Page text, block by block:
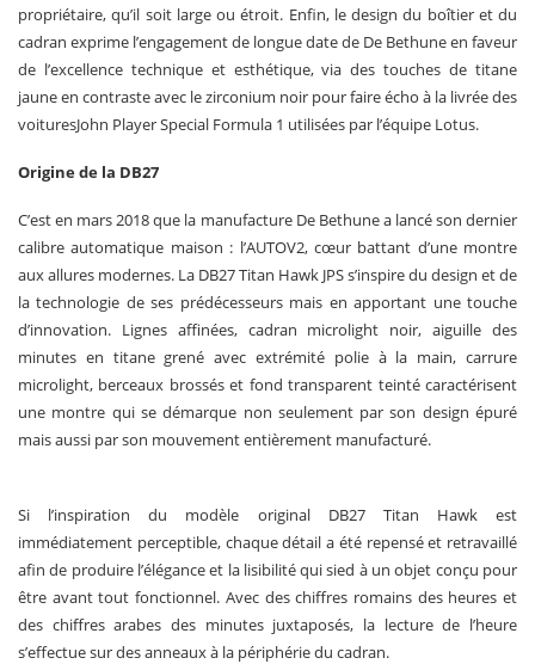
propriétaire, qu’il soit large ou étroit. Enfin, le design du boîtier et du
cadran exprime l’engagement de longue date de De Bethune en faveur
de l’excellence technique et esthétique, via des touches de titane
jaune en contraste avec le zirconium noir pour faire écho à la livrée des
voituresJohn Player Special Formula 1 utilisées par l’équipe Lotus.
Origine de la DB27
C’est en mars 2018 que la manufacture De Bethune a lancé son dernier
calibre automatique maison : l’AUTOV2, cœur battant d’une montre
aux allures modernes. La DB27 Titan Hawk JPS s’inspire du design et de
la technologie de ses prédécesseurs mais en apportant une touche
d’innovation. Lignes affinées, cadran microlight noir, aiguille des
minutes en titane grené avec extrémité polie à la main, carrure
microlight, berceaux brossés et fond transparent teinté caractérisent
une montre qui se démarque non seulement par son design épuré
mais aussi par son mouvement entièrement manufacturé.
Si l’inspiration du modèle original DB27 Titan Hawk est
immédiatement perceptible, chaque détail a été repensé et retravaillé
afin de produire l’élégance et la lisibilité qui sied à un objet conçu pour
être avant tout fonctionnel. Avec des chiffres romains des heures et
des chiffres arabes des minutes juxtaposés, la lecture de l’heure
s’effectue sur des anneaux à la périphérie du cadran.